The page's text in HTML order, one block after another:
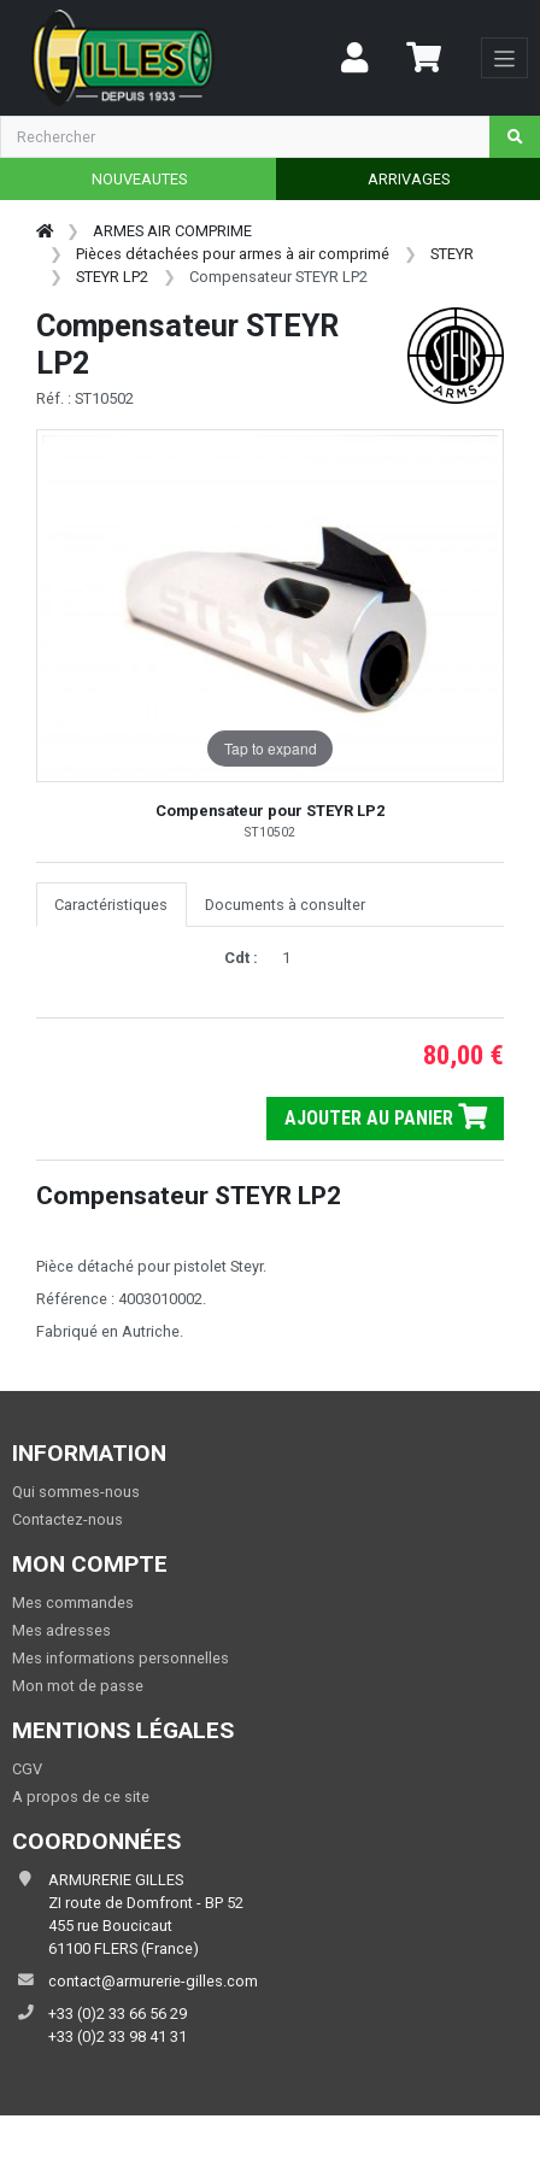
NOUVEAUTES ARRIVAGES
ARMES AIR COMPRIME
Pièces détachées pour armes à air comprimé
STEYR
STEYR LP2
Compensateur STEYR LP2
Compensateur STEYR
LP2
Réf. : ST10502
Tap to expand
Compensateur pour STEYR LP2
ST10502
Caractéristiques Documents à consulter
Cdt : 1
80,00 €
AJOUTER AU PANIER
Compensateur STEYR LP2
Pièce détaché pour pistolet Steyr.
Référence : 4003010002.
Fabriqué en Autriche.
INFORMATION
Qui sommes-nous
Contactez-nous
MON COMPTE
Mes commandes
Mes adresses
Mes informations personnelles
Mon mot de passe
MENTIONS LÉGALES
CGV
A propos de ce site
COORDONNÉES
ARMURERIE GILLES
ZI route de Domfront - BP 52
455 rue Boucicaut
61100 FLERS (France)
contact@armurerie-gilles.com
+33 (0)2 33 66 56 29
+33 (0)2 33 98 41 31